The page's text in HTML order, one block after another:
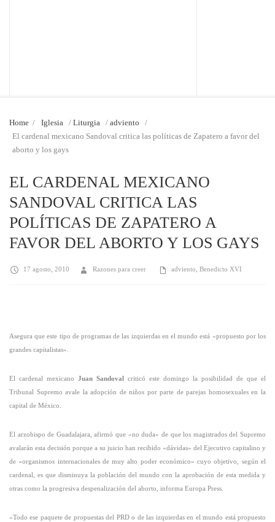
Home / Iglesia / Liturgia / adviento /
El cardenal mexicano Sandoval critica las políticas de Zapatero a favor del
aborto y los gays
EL CARDENAL MEXICANO
SANDOVAL CRITICA LAS
POLÍTICAS DE ZAPATERO A
FAVOR DEL ABORTO Y LOS GAYS
17 agosto, 2010 Razones para creer adviento Benedicto XVI
Asegura que este tipo de programas de las izquierdas en el mundo está «propuesto por los
grandes capitalistas».
El cardenal mexicano Juan Sandoval
criticó este domingo la posibilidad de que el
Tribunal Supremo avale la adopción de niños por parte de parejas homosexuales en la
capital de México.
El arzobispo de Guadalajara, afirmó que «no duda» de que los magistrados del Supremo
avalarán esta decisión porque a su juicio han recibido «dávidas» del Ejecutivo capitalino y
de «organismos internacionales de muy alto poder económico» cuyo objetivo, según el
cardenal, es que disminuya la población del mundo con la aprobación de esta medida y
otras como la progresiva despenalización del aborto, informa Europa Press.
«Todo ese paquete de propuestas del PRD o de las izquierdas en el mundo está propuesto